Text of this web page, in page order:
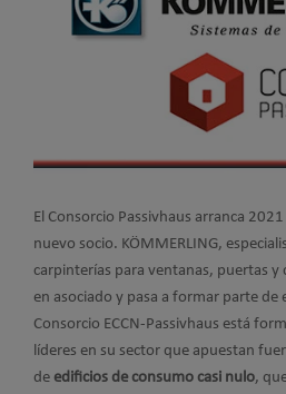
El Consorcio Passivhaus arranca
nuevo socio. KÖMMERLING,
carpinterías para ventanas, puertas y
en asociado y pasa a formar parte de
Consorcio ECCN-Passivhaus está
líderes en su sector que apuestan
de edificios de consumo casi nulo,